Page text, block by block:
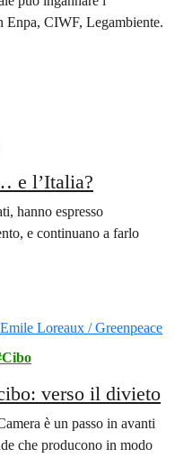
Enpa, CIWF, Legambiente.
e l’Italia?
hanno espresso
e continuano a farlo
Cibo
verso il divieto
è un passo in avanti
che producono in modo